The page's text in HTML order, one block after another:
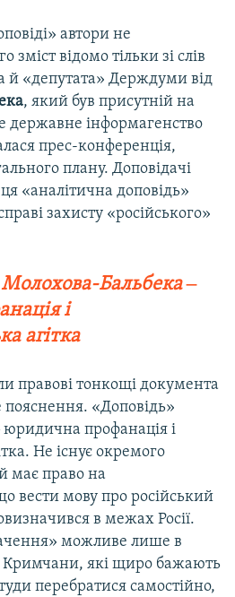
автори не
зміст відомо тільки зі слів
й «депутата» Держдуми від
, який був присутній на
державне інформагенство
прес-конференція,
плану. Доповідачі
«аналітична доповідь»
захисту «російського»
Бальбека ‒
і
агітка
правові тонкощі документа
пояснення. «Доповідь»
профанація і
Не існує окремого
має право на
вести мову про російський
в межах Росії.
можливе лише в
Кримчани, які щиро бажають
перебратися самостійно,